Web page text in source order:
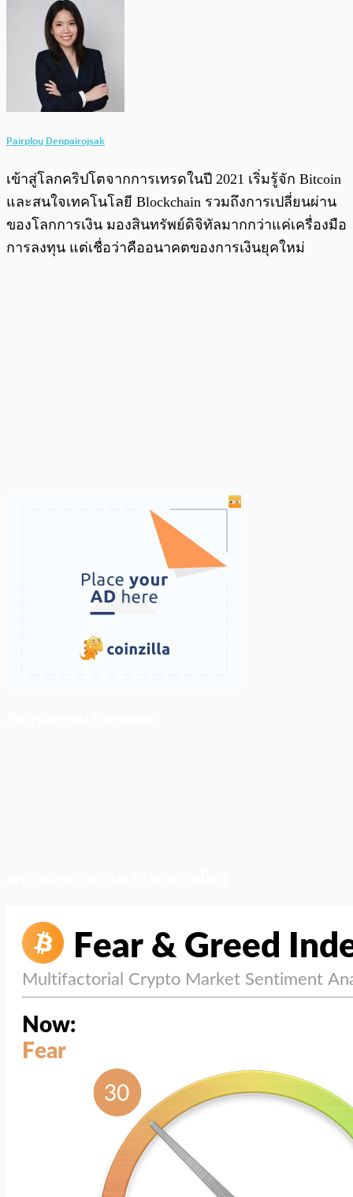
Pairploy Denpairojsak
เข้าสู่โลกคริปโตจากการเทรดในปี 2021 เริ่มรู้จัก Bitcoin
และสนใจเทคโนโลยี Blockchain รวมถึงการเปลี่ยนผ่าน
ของโลกการเงิน มองสินทรัพย์ดิจิทัลมากกว่าแค่เครื่องมือ
การลงทุน แต่เชื่อว่าคืออนาคตของการเงินยุคใหม่